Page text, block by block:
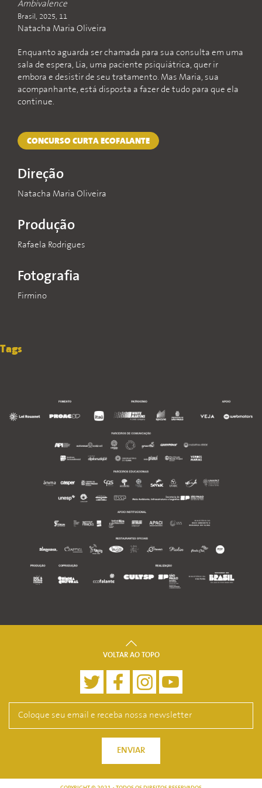
Ambivalence
Brasil, 2025, 11
Natacha Maria Oliveira
Enquanto aguarda ser chamada para sua consulta em uma
sala de espera, Lia, uma paciente psiquiátrica, quer ir
embora e desistir de seu tratamento. Mas Maria, sua
acompanhante, está disposta a fazer de tudo para que ela
continue.
CONCURSO CURTA ECOFALANTE
Direção
Natacha Maria Oliveira
Produção
Rafaela Rodrigues
Fotografia
Firmino
Tags
VOLTAR AO TOPO
ENVIAR